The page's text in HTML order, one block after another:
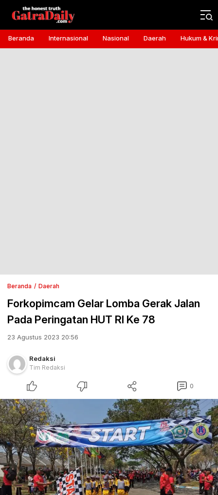
Gatra Daily
the honest truth
Beranda Internasional Nasional Daerah Hukum &
Beranda Daerah
Forkopimcam Gelar Lomba Gerak Jalan
Pada Peringatan HUT RI Ke 78
23 Agustus 2023 20:56
Redaksi
Tim Redaksi
0